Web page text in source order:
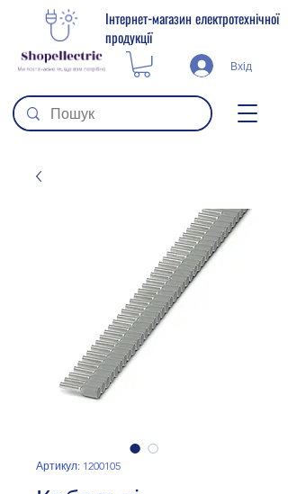
Інтернет-магазин електротехнічної
продукції
Вхід
Артикул: 1200105